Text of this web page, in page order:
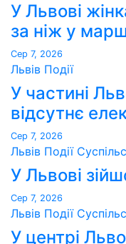
У Львові
за ніж у
Сер 7, 2026
Львів Події
У частині
відсутнє
Сер 7, 2026
Львів Події
У Львові
Сер 7, 2026
Львів Події
У центрі